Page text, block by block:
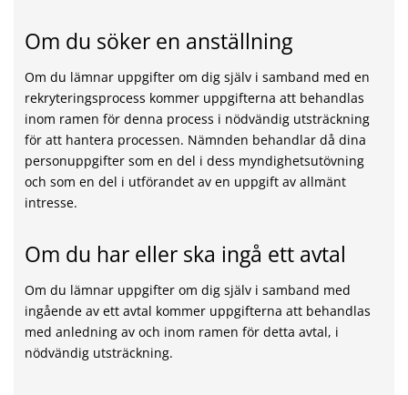
Om du söker en anställning
Om du lämnar uppgifter om dig själv i samband med en
rekryteringsprocess kommer uppgifterna att behandlas
inom ramen för denna process i nödvändig utsträckning
för att hantera processen. Nämnden behandlar då dina
personuppgifter som en del i dess myndighetsutövning
och som en del i utförandet av en uppgift av allmänt
intresse.
Om du har eller ska ingå ett avtal
Om du lämnar uppgifter om dig själv i samband med
ingående av ett avtal kommer uppgifterna att behandlas
med anledning av och inom ramen för detta avtal, i
nödvändig utsträckning.